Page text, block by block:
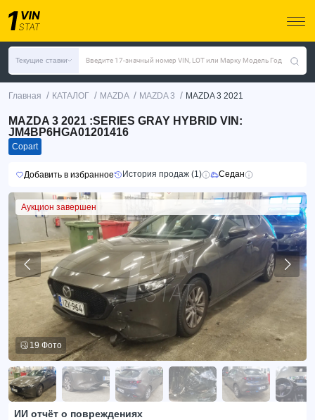
Текущие ставки Введите 17-значный номер VIN, LOT или Марку Модель Год
Главная / КАТАЛОГ / MAZDA / MAZDA 3 / MAZDA 3 2021
MAZDA 3 2021 :SERIES GRAY HYBRID VIN:
JM4BP6HGA01201416
Copart
Добавить в избранное История продаж (1) Седан
Аукцион завершен
19 Фото
ИИ отчёт о повреждениях